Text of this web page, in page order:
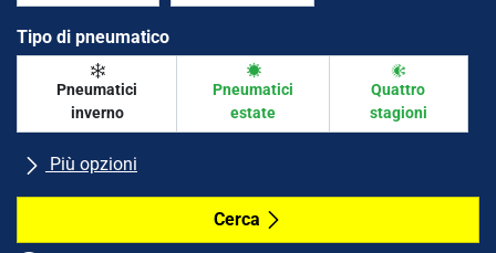
Tipo di pneumatico
Pneumatici
inverno
Pneumatici
estate
Quattro
stagioni
Più opzioni
Tutte le marche
Cerca